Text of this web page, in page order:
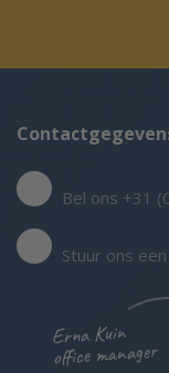
Erna Kuin
office manager
Bel ons +31
Stuur ons een